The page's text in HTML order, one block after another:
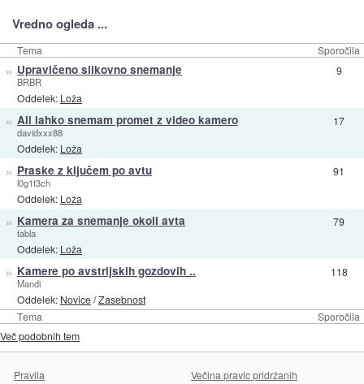
Vredno ogleda ...
Tema Sporočila
Tema Sporočila
» Upravičeno slikovno snemanje
BRBR
Oddelek: Loža
9
» Ali lahko snemam promet z video kamero
davidxxx88
Oddelek: Loža
17
» Praske z ključem po avtu
l0g1t3ch
Oddelek: Loža
91
» Kamera za snemanje okoli avta
tabla
Oddelek: Loža
79
» Kamere po avstrijskih gozdovih ..
Mandi
Oddelek: Novice/Zasebnost
118
Več podobnih tem
Pravila Večina pravic pridržanih